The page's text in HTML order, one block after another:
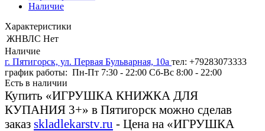
Наличие
Характеристики
ЖНВЛС Нет
Наличие
г. Пятигорск, ул. Первая Бульварная, 10а тел: +79283073333
график работы: Пн-Пт 7:30 - 22:00 Сб-Вс 8:00 - 22:00
Есть в наличии
Купить «ИГРУШКА КНИЖКА ДЛЯ
КУПАНИЯ 3+» в Пятигорск можно сделав
заказ skladlekarstv.ru - Цена на «ИГРУШКА